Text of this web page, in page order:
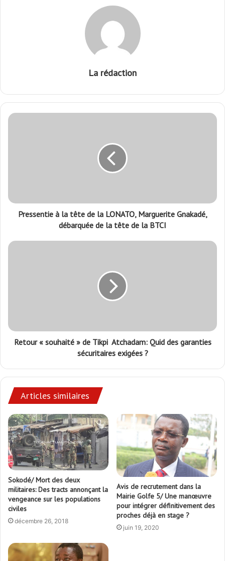
La rédaction
Pressentie à la tête de la LONATO, Marguerite Gnakadé,
débarquée de la tête de la BTCI
Retour « souhaité » de Tikpi Atchadam: Quid des garanties
sécuritaires exigées ?
Articles similaires
Sokodé/ Mort des deux
militaires: Des tracts annonçant la
vengeance sur les populations
civiles
décembre 26, 2018
Avis de recrutement dans la
Mairie Golfe 5/ Une manœuvre
pour intégrer définitivement des
proches déjà en stage ?
juin 19, 2020